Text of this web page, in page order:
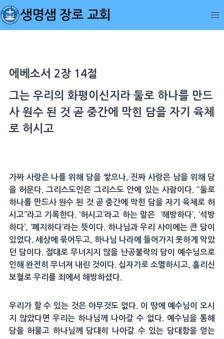
Skip
to
content
생명샘 장로 교회
에베소서 2장 14절
그는 우리의 화평이신지라 둘로 하나를 만드
사 원수 된 것 곧 중간에 막힌 담을 자기 육체
로 허시고
가짜 사랑은 나를 위해 담을 쌓으나, 진짜 사랑은 남을 위해 담
을 허문다. 그리스도인은 그리스도 안에 있는 사람이다. “둘로
하나를 만드사 원수 된 것 곧 중간에 막힌 담을 자기 육체로 허
시고”라고 기록한다. ‘허시고’라고 하는 말은 ‘해방하다’, ‘석방
하다’, ‘폐지하다’라는 뜻이다. 하나님과 우리 사이에는 큰 담이
있었다. 세상에 묶어두고, 하나님 나라에 들어가지 못하게 막았
던 담이다. 절대로 무너지지 않을 난공불락의 담이 예수님으로
인해 완전히 무너져 내린 것이다. 십자가로 소멸하시고, 흘리신
보혈로 우리를 죄에서 해방하셨다.
우리가 할 수 있는 것은 아무것도 없다. 이 땅에 예수님이 오시
지 않았다면 우리는 하나님께 나아갈 수 없다. 예수님을 통해
담을 허물고 하나님께 담대히 나아갈 수 있는 담대함을 얻는